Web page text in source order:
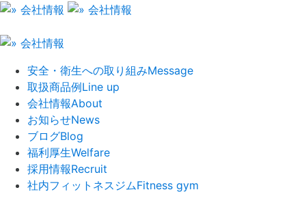
安全・衛生への取り組みMessage
取扱商品例Line up
会社情報About
お知らせNews
ブログBlog
福利厚生Welfare
採用情報Recruit
社内フィットネスジムFitness gym